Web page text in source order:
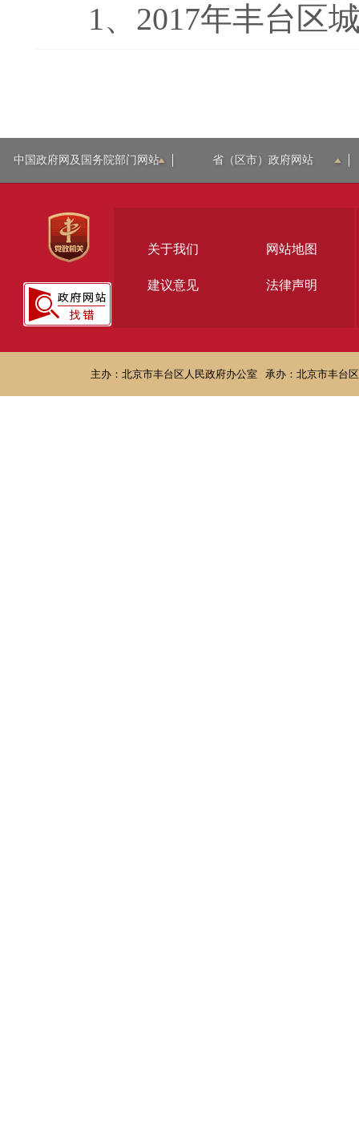
1、 2017年丰台区
中国政府网及国务院部门网站 省（区市）政府网站
关于我们 网站地图
建议意见 法律声明
主办：北京市丰台区人民政府办公室 承办：北京市丰台